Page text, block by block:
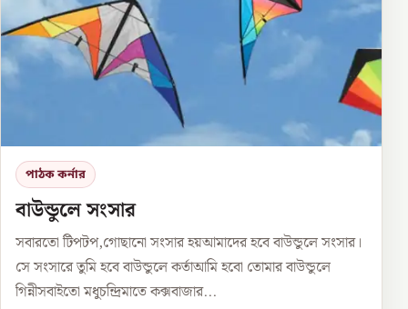
পাঠক কর্নার
বাউন্ডুলে সংসার
সবারতো টিপটপ,গোছানো সংসার হয়আমাদের হবে বাউন্ডুলে সংসার।
সে সংসারে তুমি হবে বাউন্ডুলে কর্তাআমি হবো তোমার বাউন্ডুলে
গিন্নীসবাইতো মধুচন্দ্রিমাতে কক্সবাজার...